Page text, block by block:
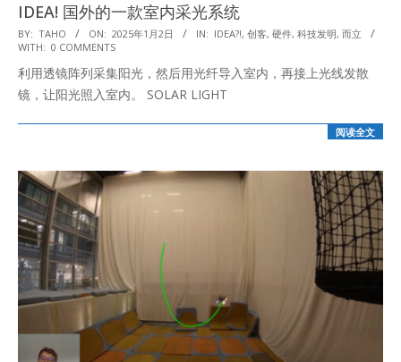
IDEA! 国外的一款室内采光系统
2025-
01-
02
BY: TAHO ON: 2025年1月2日 IN: IDEA?!, 创客, 硬件, 科技发明, 而立
WITH: 0 COMMENTS
利用透镜阵列采集阳光，然后用光纤导入室内，再接上光线发散
镜，让阳光照入室内。 SOLAR LIGHT
阅读全文